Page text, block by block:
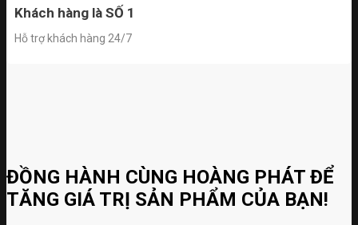
Khách hàng là SỐ 1
Hỗ trợ khách hàng 24/7
ĐỒNG HÀNH CÙNG HOÀNG PHÁT ĐỂ
TĂNG GIÁ TRỊ SẢN PHẨM CỦA BẠN!